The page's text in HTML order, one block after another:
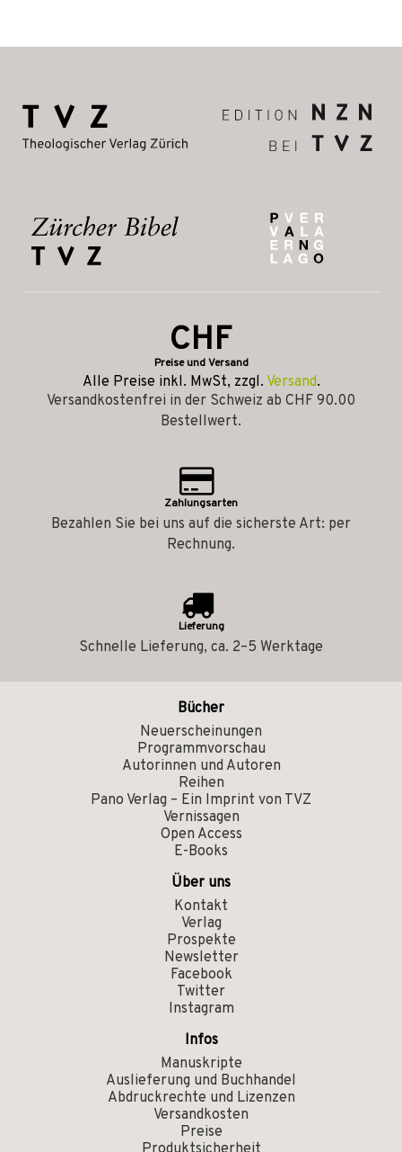
CHF
Preise und Versand
Alle Preise inkl. MwSt, zzgl. Versand.
Versandkostenfrei in der Schweiz ab CHF 90.00
Bestellwert.
Zahlungsarten
Bezahlen Sie bei uns auf die sicherste Art: per
Rechnung.
Lieferung
Schnelle Lieferung, ca. 2–5 Werktage
Bücher
Neuerscheinungen
Programmvorschau
Autorinnen und Autoren
Reihen
Pano Verlag – Ein Imprint von TVZ
Vernissagen
Open Access
E-Books
Über uns
Kontakt
Verlag
Prospekte
Newsletter
Facebook
Twitter
Instagram
Infos
Manuskripte
Auslieferung und Buchhandel
Abdruckrechte und Lizenzen
Versandkosten
Preise